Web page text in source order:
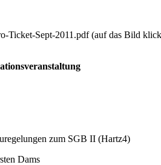
Ticket-Sept-2011.pdf (auf das Bild
zum SGB II (Hartz4)
Dams